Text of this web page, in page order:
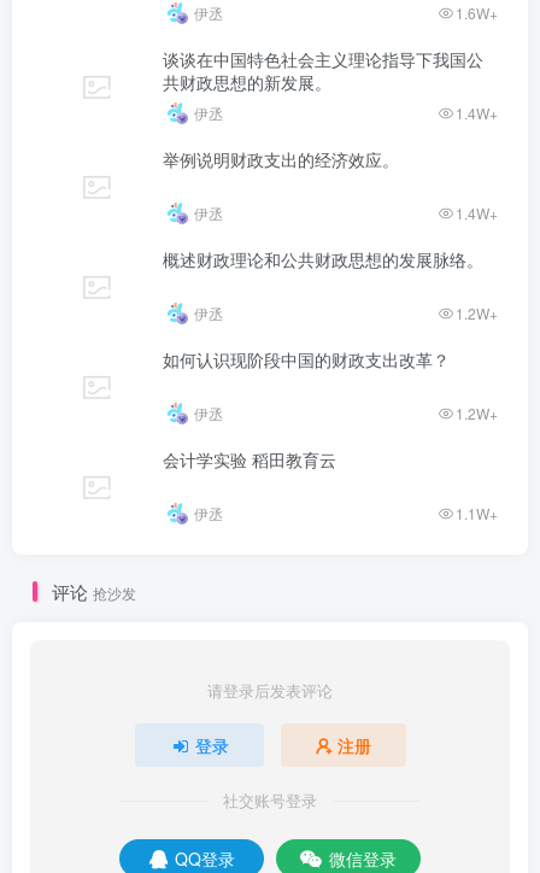
伊丞 1.6W+
谈谈在中国特色社会主义理论指导下我国公
共财政思想的新发展。
伊丞 1.4W+
举例说明财政支出的经济效应。
伊丞 1.4W+
概述财政理论和公共财政思想的发展脉络。
伊丞 1.2W+
如何认识现阶段中国的财政支出改革？
伊丞 1.2W+
会计学实验 稻田教育云
伊丞 1.1W+
评论 抢沙发
请登录后发表评论
登录 注册
社交账号登录
QQ登录 微信登录